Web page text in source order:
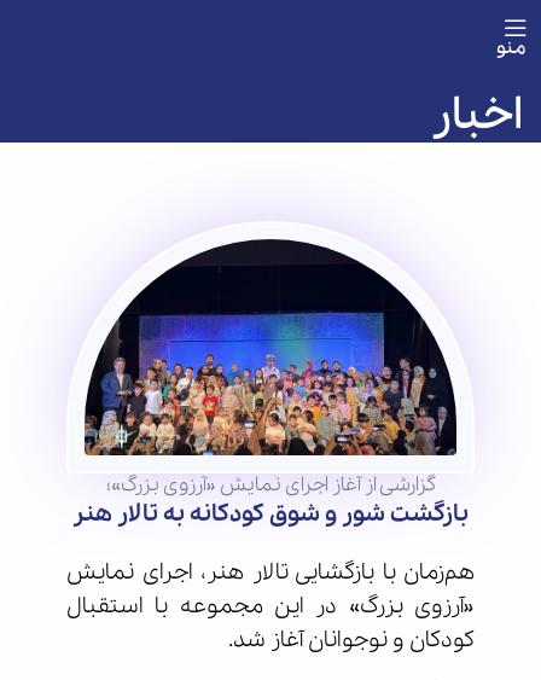
منو
اخبار
گزارشی از آغاز اجرای نمایش «آرزوی بزرگ»؛
بازگشت شور و شوق کودکانه به تالار هنر
هم‌زمان با بازگشایی تالار هنر، اجرای نمایش
«آرزوی بزرگ» در این مجموعه با استقبال
کودکان و نوجوانان آغاز شد.